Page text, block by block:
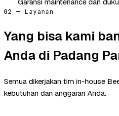
02 — Layanan
Yang bisa kami
Anda di Padang
Semua dikerjakan tim in-house
kebutuhan dan anggaran Anda.